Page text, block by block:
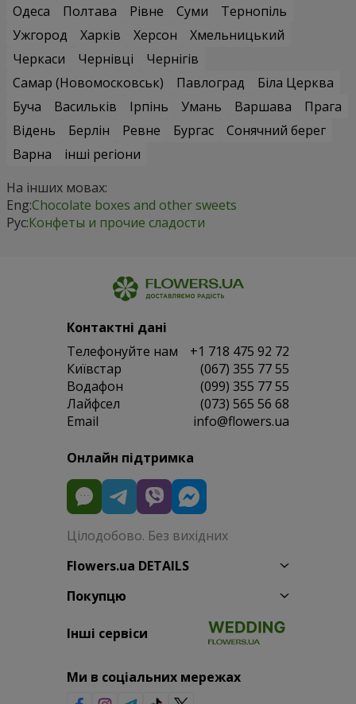
Одеса
Полтава Рівне Суми
Тернопіль
Ужгород
Харків Херсон
Хмельницький
Черкаси
Чернівці
Чернігів
Самар (Новомосковськ)
Павлоград
Біла Церква
Буча
Васильків Ірпінь Умань Варшава
Прага
Відень
Берлін Ревне Бургас
Сонячний берег
Варна
інші регіони
На інших мовах:
Eng:Chocolate boxes and other sweets
Рус:Конфеты и прочие сладости
Контактні дані
Телефонуйте нам
+1 718 475 92 72
Київстар
(067) 355 77 55
Водафон
(099) 355 77 55
Лайфсел
(073) 565 56 68
Email
info@flowers.ua
Онлайн підтримка
Цілодобово. Без вихідних
Flowers.ua DETAILS
Покупцю
Інші сервіси
Ми в соціальних мережах